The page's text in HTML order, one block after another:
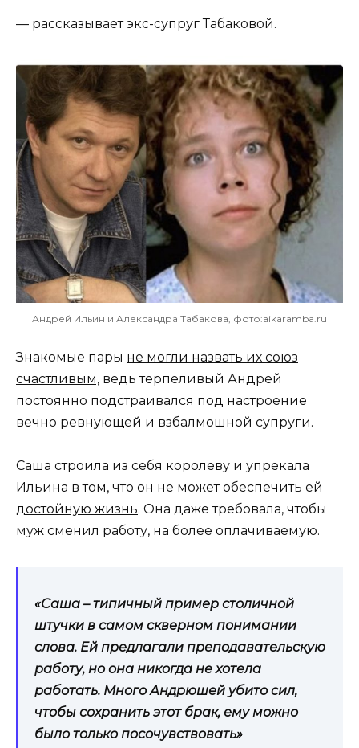
— рассказывает экс-супруг Табаковой.
Андрей Ильин и Александра Табакова, фото:aikaramba.ru
Знакомые пары не могли назвать их союз
счастливым, ведь терпеливый Андрей
постоянно подстраивался под настроение
вечно ревнующей и взбалмошной супруги.
Саша строила из себя королеву и упрекала
Ильина в том, что он не можетобеспечить ей
достойную жизнь. Она даже требовала, чтобы
муж сменил работу, на более оплачиваемую.
«Саша – типичный пример столичной
штучки в самом скверном понимании
слова. Ей предлагали преподавательскую
работу, но она никогда не хотела
работать. Много Андрюшей убито сил,
чтобы сохранить этот брак, ему можно
было только посочувствовать»